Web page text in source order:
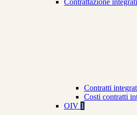
Contrattazione
Contratti
Costi contratti
OIV 1